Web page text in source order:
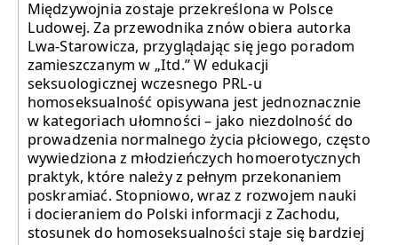
Międzywojnia zostaje przekreślona w Polsce
Ludowej. Za przewodnika znów obiera autorka
Lwa-Starowicza, przyglądając się jego poradom
zamieszczanym w „Itd.” W edukacji
seksuologicznej wczesnego PRL-u
homoseksualność opisywana jest jednoznacznie
w kategoriach ułomności – jako niezdolność do
prowadzenia normalnego życia płciowego, często
wywiedziona z młodzieńczych homoerotycznych
praktyk, które należy z pełnym przekonaniem
poskramiać. Stopniowo, wraz z rozwojem nauki
i docieraniem do Polski informacji z Zachodu,
stosunek do homoseksualności staje się bardziej